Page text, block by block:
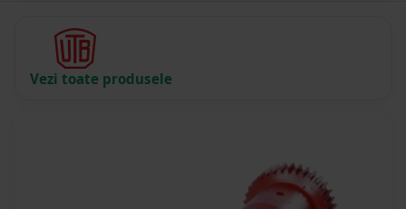
Vezi toate produsele